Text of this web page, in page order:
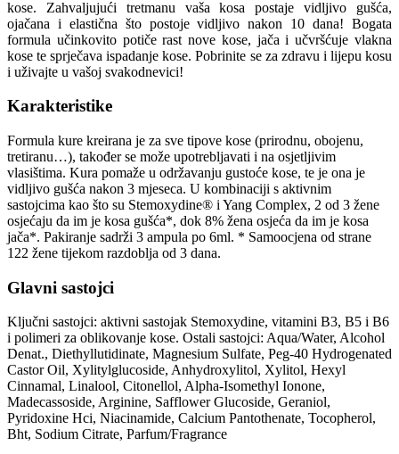
kose. Zahvaljujući tretmanu vaša kosa postaje vidljivo gušća,
ojačana i elastična što postoje vidljivo nakon 10 dana! Bogata
formula učinkovito potiče rast nove kose, jača i učvršćuje vlakna
kose te sprječava ispadanje kose. Pobrinite se za zdravu i lijepu kosu
i uživajte u vašoj svakodnevici!
Karakteristike
Formula kure kreirana je za sve tipove kose (prirodnu, obojenu,
tretiranu…), također se može upotrebljavati i na osjetljivim
vlasištima. Kura pomaže u održavanju gustoće kose, te je ona je
vidljivo gušća nakon 3 mjeseca. U kombinaciji s aktivnim
sastojcima kao što su Stemoxydine® i Yang Complex, 2 od 3 žene
osjećaju da im je kosa gušća*, dok 8% žena osjeća da im je kosa
jača*. Pakiranje sadrži 3 ampula po 6ml. * Samoocjena od strane
122 žene tijekom razdoblja od 3 dana.
Glavni sastojci
Ključni sastojci: aktivni sastojak Stemoxydine, vitamini B3, B5 i B6
i polimeri za oblikovanje kose. Ostali sastojci: Aqua/Water, Alcohol
Denat., Diethyllutidinate, Magnesium Sulfate, Peg-40 Hydrogenated
Castor Oil, Xylitylglucoside, Anhydroxylitol, Xylitol, Hexyl
Cinnamal, Linalool, Citonellol, Alpha-Isomethyl Ionone,
Madecassoside, Arginine, Safflower Glucoside, Geraniol,
Pyridoxine Hci, Niacinamide, Calcium Pantothenate, Tocopherol,
Bht, Sodium Citrate, Parfum/Fragrance